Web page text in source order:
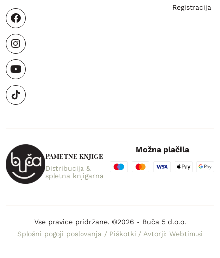
Registracija
Pametne knjige
Distribucija &
spletna knjigarna
Možna plačila
Vse pravice pridržane. ©2026 - Buča 5 d.o.o.
Splošni pogoji poslovanja / Piškotki / Avtorji: Webtim.si